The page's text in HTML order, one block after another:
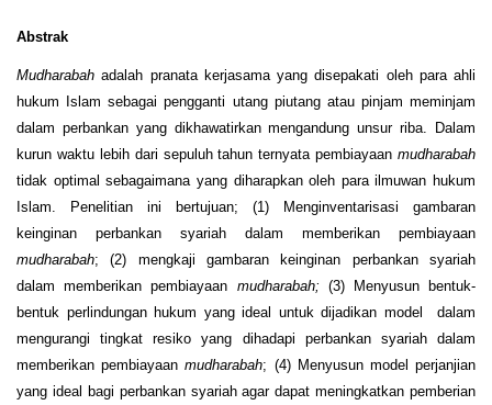
Abstrak
Mudharabahadalah pranata kerjasama yang disepakati oleh para ahli
hukum Islam sebagai pengganti utang piutang atau pinjam meminjam
dalam perbankan yang dikhawatirkan mengandung unsur riba. Dalam
kurun waktu lebih dari sepuluh tahun ternyata pembiayaan mudharabah
tidak optimal sebagaimana yang diharapkan oleh para ilmuwan hukum
Islam. Penelitian ini bertujuan; (1) Menginventarisasi gambaran
keinginan perbankan syariah dalam memberikan pembiayaan
mudharabah; (2) mengkaji gambaran keinginan perbankan syariah
dalam memberikan pembiayaan mudharabah; (3) Menyusun bentuk-
bentuk perlindungan hukum yang ideal untuk dijadikan model dalam
mengurangi tingkat resiko yang dihadapi perbankan syariah dalam
memberikan pembiayaanmudharabah; (4) Menyusun model perjanjian
yang ideal bagi perbankan syariah agar dapat meningkatkan pemberian